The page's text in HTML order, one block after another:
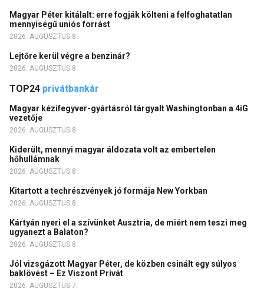
Magyar Péter kitálalt: erre fogják költeni a felfoghatatlan
mennyiségű uniós forrást
2026. AUGUSZTUS 8.
Lejtőre kerül végre a benzinár?
2026. AUGUSZTUS 8.
TOP24 privátbankár
Magyar kézifegyver-gyártásról tárgyalt Washingtonban a 4iG
vezetője
2026. AUGUSZTUS 8.
Kiderült, mennyi magyar áldozata volt az embertelen
hőhullámnak
2026. AUGUSZTUS 8.
Kitartott a techrészvények jó formája New Yorkban
2026. AUGUSZTUS 8.
Kártyán nyeri el a szívünket Ausztria, de miért nem teszi meg
ugyanezt a Balaton?
2026. AUGUSZTUS 8.
Jól vizsgázott Magyar Péter, de közben csinált egy súlyos
baklövést – Ez Viszont Privát
2026. AUGUSZTUS 7.